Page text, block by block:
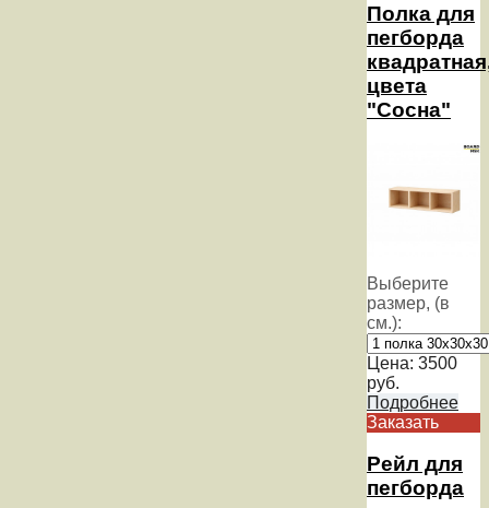
Полка для
пегборда
цвета
"Сосна"
Выберите
размер, (в
см.):
Цена: 3500
руб.
Подробнее
Заказать
Рейл для
пегборда